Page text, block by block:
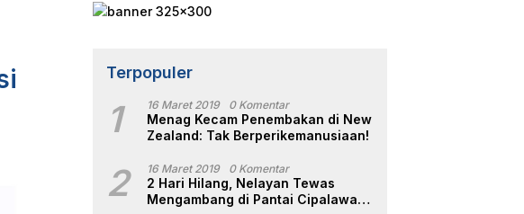
Terpopuler
1 16 Maret 2019 0 Komentar
Menag Kecam Penembakan di New
Zealand: Tak Berperikemanusiaan!
2 16 Maret 2019 0 Komentar
2 Hari Hilang, Nelayan Tewas
Mengambang di Pantai Cipalawah